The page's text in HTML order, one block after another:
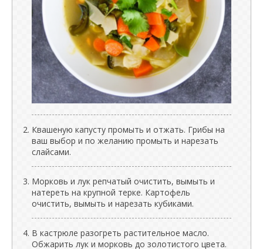
Квашеную капусту промыть и отжать. Грибы на
ваш выбор и по желанию промыть и нарезать
слайсами.
Морковь и лук репчатый очистить, вымыть и
натереть на крупной терке. Картофель
очистить, вымыть и нарезать кубиками.
В кастрюле разогреть растительное масло.
Обжарить лук и морковь до золотистого цвета.